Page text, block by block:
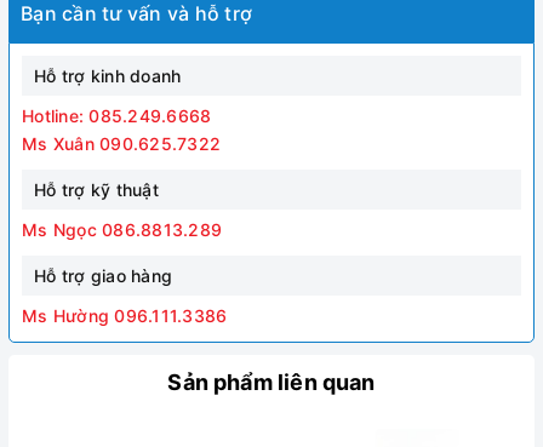
Bạn cần tư vấn và hỗ trợ
Hỗ trợ kinh doanh
Hotline: 085.249.6668
Ms Xuân 090.625.7322
Hỗ trợ kỹ thuật
Ms Ngọc 086.8813.289
Hỗ trợ giao hàng
Ms Hường 096.111.3386
Sản phẩm liên quan